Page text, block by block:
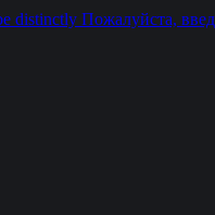
distinctly Пожалуйста,